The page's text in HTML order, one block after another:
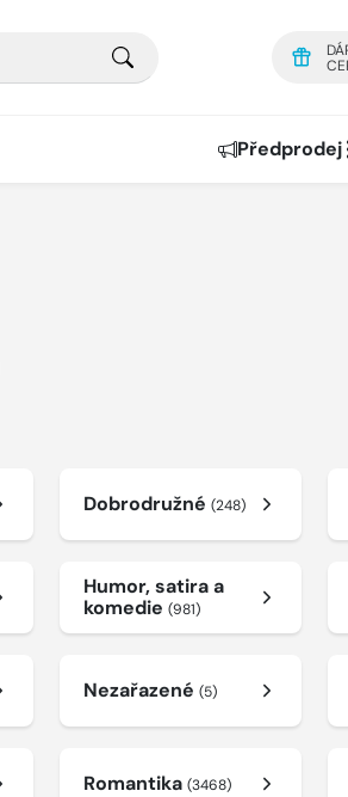
Předprodej
Dobrodružné(248)
Humor, satira a
komedie(981)
Nezařazené(5)
Romantika(3468)